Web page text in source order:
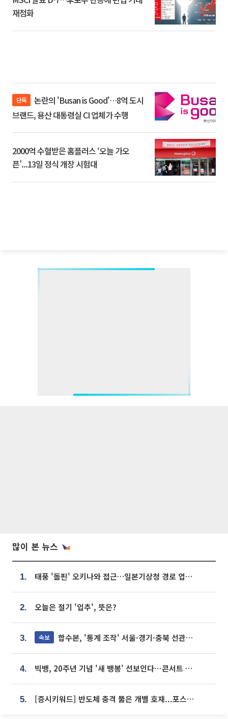
재점화
단독
브랜드, 용산 대통령실 CI 업체가 수행
2000억 수혈받은 홈플러스 ‘오늘 가오
픈’...13일 정식 개장 시험대
많이 본 뉴스
1. 태풍 '돌핀' 오키나와 접근…일본기상청 경로 업데이트
2. 오늘은 절기 '입추', 뜻은?
3. 속보 합수본, '통계 조작' 서울·경기·충북 선관위 등 추가 압수수색
4. 빅뱅, 20주년 기념 '새 뱅봉' 선보인다⋯콘서트 앞두고 팝업 개최
5. [증시키워드] 반도체 충격 뚫은 개별 호재...포스코퓨처엠·에코프로·한화솔루션 '눈길'